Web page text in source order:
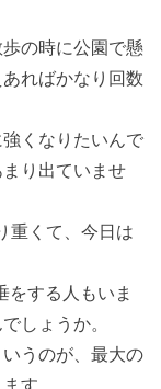
の時に公園で懸
ればかなり回数
くなりたいんで
り出ていませ
重くて、今日は
する人もいま
しょうか。
うのが、最大の
す。